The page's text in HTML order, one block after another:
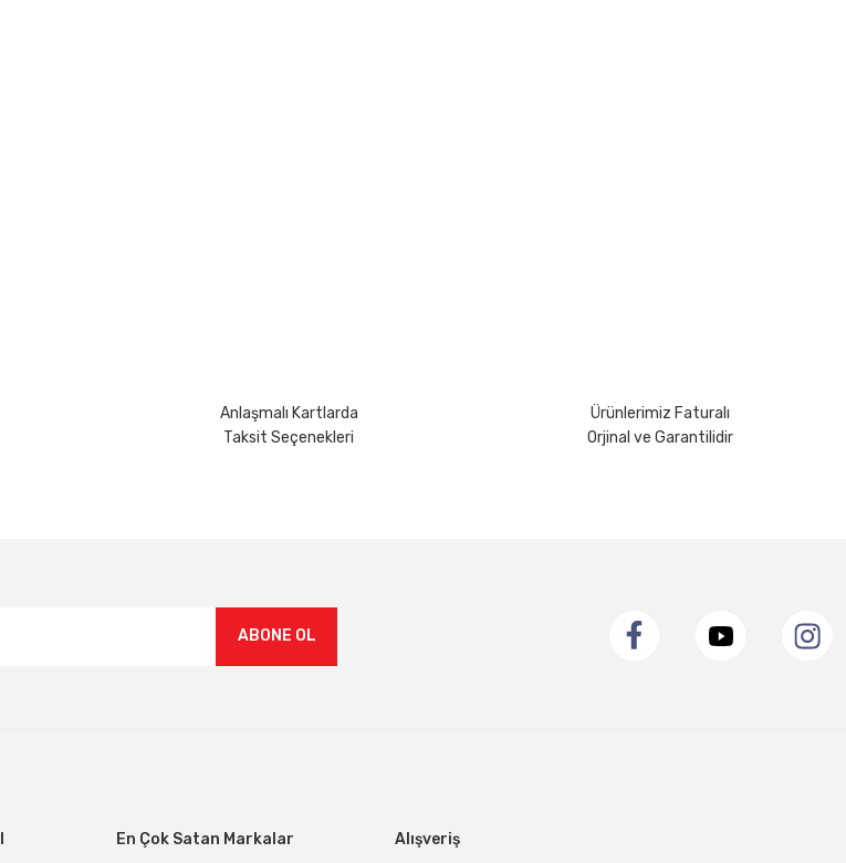
Anlaşmalı Kartlarda
Taksit Seçenekleri
Ürünlerimiz Faturalı
Orjinal ve Garantilidir
ABONE OL
En Çok Satan Markalar Alışveriş